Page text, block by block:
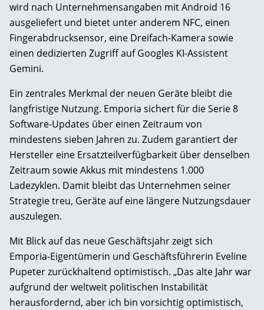
wird nach Unternehmensangaben mit Android 16
ausgeliefert und bietet unter anderem NFC, einen
Fingerabdrucksensor, eine Dreifach-Kamera sowie
einen dedizierten Zugriff auf Googles KI-Assistent
Gemini.
Ein zentrales Merkmal der neuen Geräte bleibt die
langfristige Nutzung. Emporia sichert für die Serie 8
Software-Updates über einen Zeitraum von
mindestens sieben Jahren zu. Zudem garantiert der
Hersteller eine Ersatzteilverfügbarkeit über denselben
Zeitraum sowie Akkus mit mindestens 1.000
Ladezyklen. Damit bleibt das Unternehmen seiner
Strategie treu, Geräte auf eine längere Nutzungsdauer
auszulegen.
Mit Blick auf das neue Geschäftsjahr zeigt sich
Emporia-Eigentümerin und Geschäftsführerin Eveline
Pupeter zurückhaltend optimistisch. „Das alte Jahr war
aufgrund der weltweit politischen Instabilität
herausfordernd, aber ich bin vorsichtig optimistisch,